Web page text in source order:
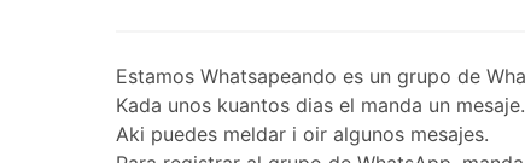
Estamos Whatsapeando es un grupo de
Kada unos kuantos dias el manda un mesaje.
Aki puedes meldar i oir algunos mesajes.